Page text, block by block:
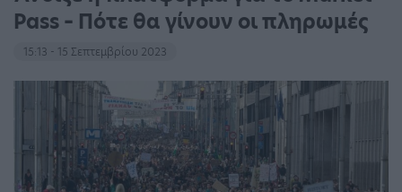
Pass – Πότε θα γίνουν οι πληρωμές
15:13 - 15 Σεπτεμβρίου 2023